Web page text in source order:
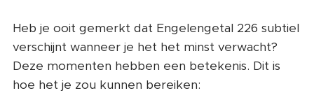
Heb je ooit gemerkt dat Engelengetal 226 subtiel
verschijnt wanneer je het het minst verwacht?
Deze momenten hebben een betekenis. Dit is
hoe het je zou kunnen bereiken: